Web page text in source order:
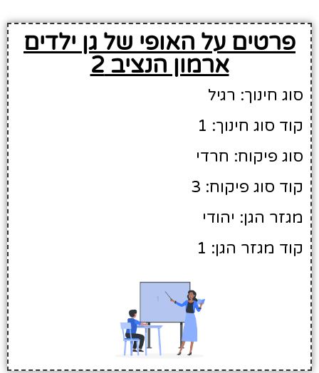
פרטים על האופי של גן ילדים
ארמון הנציב 2
סוג חינוך: רגיל
קוד סוג חינוך: 1
סוג פיקוח: חרדי
קוד סוג פיקוח: 3
מגזר הגן: יהודי
קוד מגזר הגן: 1